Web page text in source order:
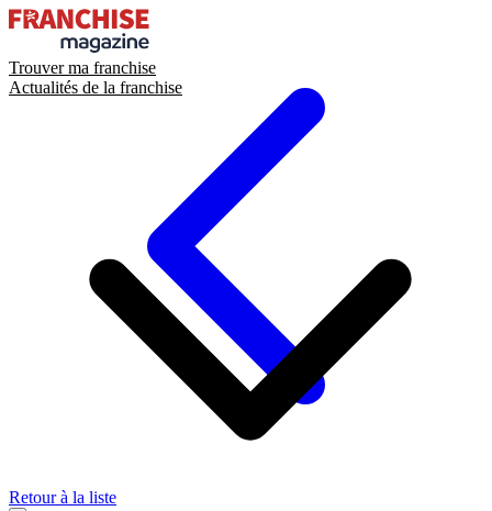
Trouver ma franchise
Actualités de la franchise
Retour à la liste